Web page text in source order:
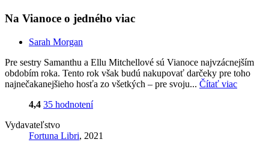
Na Vianoce o jedného viac
Sarah Morgan
Pre sestry Samanthu a Ellu Mitchellové sú Vianoce najvzácnejším
obdobím roka. Tento rok však budú nakupovať darčeky pre toho
najnečakanejšieho hosťa zo všetkých – pre svoju... Čítať viac
4,4 35 hodnotení
Vydavateľstvo
Fortuna Libri, 2021